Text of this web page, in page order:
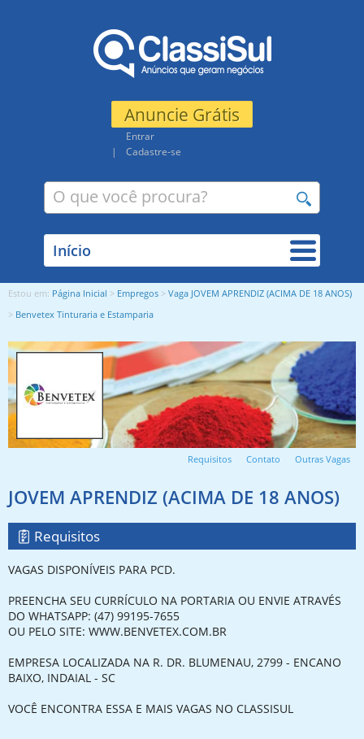
Anuncie Grátis
Entrar
Cadastre-se
Estou em: Página Inicial > Empregos > Vaga JOVEM APRENDIZ (ACIMA DE 18 ANOS)
> Benvetex Tinturaria e Estamparia
Requisitos Contato Outras Vagas
JOVEM APRENDIZ (ACIMA DE 18 ANOS)
Requisitos
VAGAS DISPONÍVEIS PARA PCD.
PREENCHA SEU CURRÍCULO NA PORTARIA OU ENVIE ATRAVÉS
DO WHATSAPP: (47) 99195-7655
OU PELO SITE: WWW.BENVETEX.COM.BR
EMPRESA LOCALIZADA NA R. DR. BLUMENAU, 2799 - ENCANO
BAIXO, INDAIAL - SC
VOCÊ ENCONTRA ESSA E MAIS VAGAS NO CLASSISUL